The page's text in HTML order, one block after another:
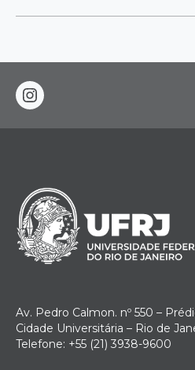
instagram
Av. Pedro Calmon. nº 550 –
Cidade Universitária – Rio de
Telefone: +55 (21) 3938-9600